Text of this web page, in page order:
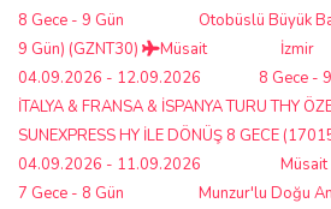
8 Gece - 9 Gün
Otobüslü Büyük
9 Gün) (GZNT30)
İzmir
Müsait
04.09.2026 - 12.09.2026
8 Gece -
İTALYA & FRANSA & İSPANYA TURU THY
SUNEXPRESS HY İLE DÖNÜŞ 8 GECE
Müsait
04.09.2026 - 11.09.2026
7 Gece - 8 Gün
Munzur'lu Doğu